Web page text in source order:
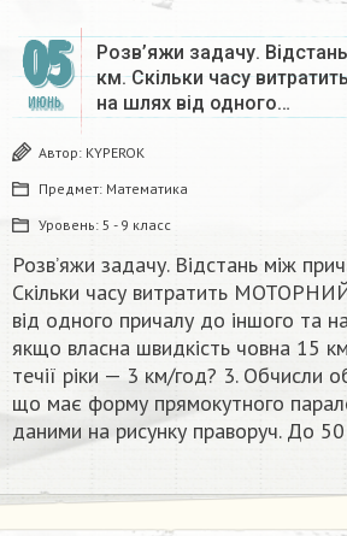
05
ИЮНЬ
Розв’яжи задачу.
км. Скільки часу
на шлях від одного…
Автор: KYPEROK
Предмет: Математика
Уровень: 5 - 9 класс
Розв’яжи задачу. Вiдстань між
Скільки часу витратить
від одного причалу до іншого та
якщо власна швидкість човна 15
течії ріки — 3 км/год? 3. Обчисли
що має форму прямокутного
даними на рисунку праворуч. До